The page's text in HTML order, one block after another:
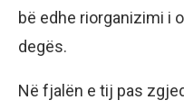
bë edhe riorganizimi i
degës.
Në fjalën e tij pas